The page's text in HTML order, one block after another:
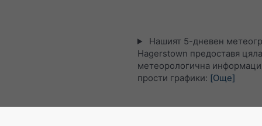
Нашият 5-дневен
Hagerstown предоставя
метеорологична
прости графики: [Още]